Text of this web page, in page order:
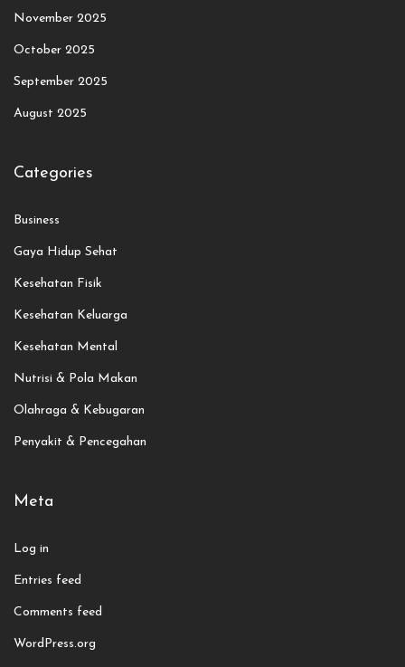
November 2025
October 2025
September 2025
August 2025
Categories
Business
Gaya Hidup Sehat
Kesehatan Fisik
Kesehatan Keluarga
Kesehatan Mental
Nutrisi & Pola Makan
Olahraga & Kebugaran
Penyakit & Pencegahan
Meta
Log in
Entries feed
Comments feed
WordPress.org